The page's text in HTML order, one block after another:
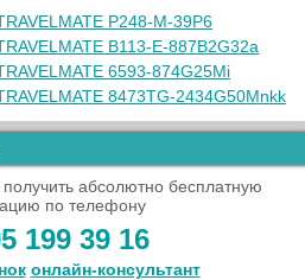
P248-M-39P6
B113-E-887B2G32a
6593-874G25Mi
8473TG-2434G50Mnkk
абсолютно бесплатную
по телефону
199 39 16
онлайн‑консультант